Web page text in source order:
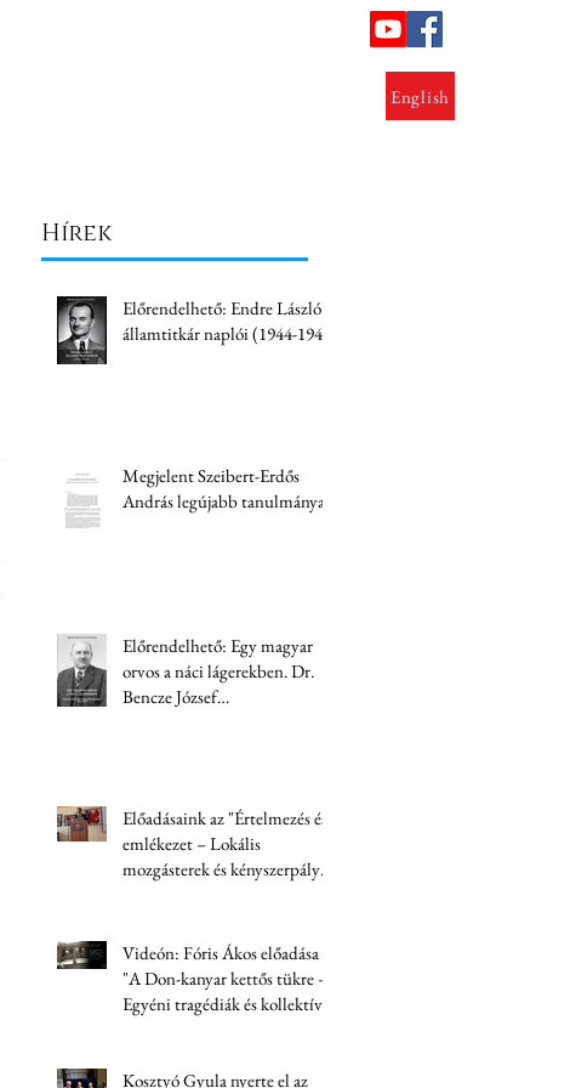
English
Hírek
Előrendelhető: Endre László
államtitkár naplói (1944-1945)
Megjelent Szeibert-Erdős
András legújabb tanulmánya
Előrendelhető: Egy magyar
orvos a náci lágerekben. Dr.
Bencze József
Előadásaink az "Értelmezés és
emlékezet – Lokális
mozgásterek és kényszerpályák
Videón: Fóris Ákos előadása
"A Don-kanyar kettős tükre –
Egyéni tragédiák és kollektív
Kosztyó Gyula nyerte el az